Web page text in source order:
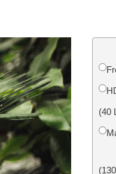
Foto restaurering
(40